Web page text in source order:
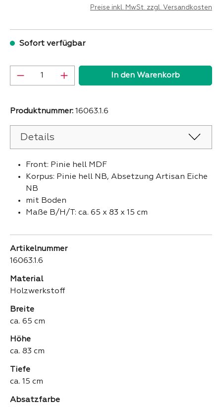
Preise inkl. MwSt. zzgl. Versandkosten
Sofort verfügbar
Produkt Anzahl: Gib den gewünschten
In den Warenkorb
Produktnummer: 16063.1.6
Details
Front: Pinie hell MDF
Korpus: Pinie hell NB, Absetzung Artisan Eiche
NB
mit Boden
Maße B/H/T: ca. 65 x 83 x 15 cm
Artikelnummer
16063.1.6
Material
Holzwerkstoff
Breite
ca. 65 cm
Höhe
ca. 83 cm
Tiefe
ca. 15 cm
Absatzfarbe